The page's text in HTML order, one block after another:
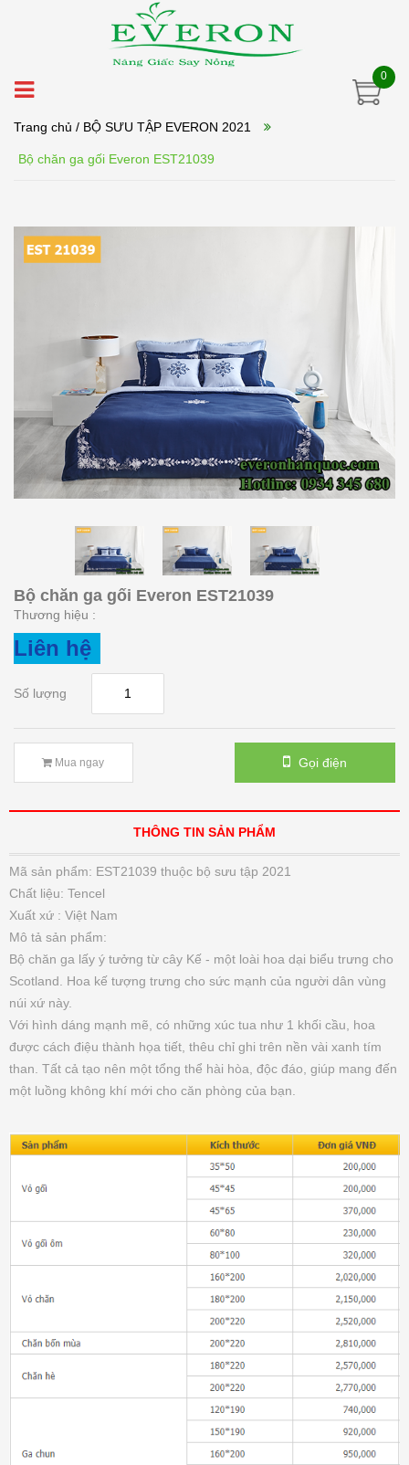
0
Trang chủ / BỘ SƯU TẬP EVERON 2021
Bộ chăn ga gối Everon EST21039
Bộ chăn ga gối Everon EST21039
Thương hiệu :
Liên hệ
Số lượng
Mua ngay Gọi điện
THÔNG TIN SẢN PHẨM
Mã sản phẩm: EST21039 thuộc bộ sưu tập 2021
Chất liệu: Tencel
Xuất xứ : Việt Nam
Mô tả sản phẩm:
Bộ chăn ga lấy ý tưởng từ cây Kế - một loài hoa dại biểu trưng cho
Scotland. Hoa kế tượng trưng cho sức mạnh của người dân vùng
núi xứ này.
Với hình dáng mạnh mẽ, có những xúc tua như 1 khối cầu, hoa
được cách điệu thành họa tiết, thêu chỉ ghi trên nền vài xanh tím
than. Tất cả tạo nên một tổng thể hài hòa, độc đáo, giúp mang đến
một luồng không khí mới cho căn phòng của bạn.